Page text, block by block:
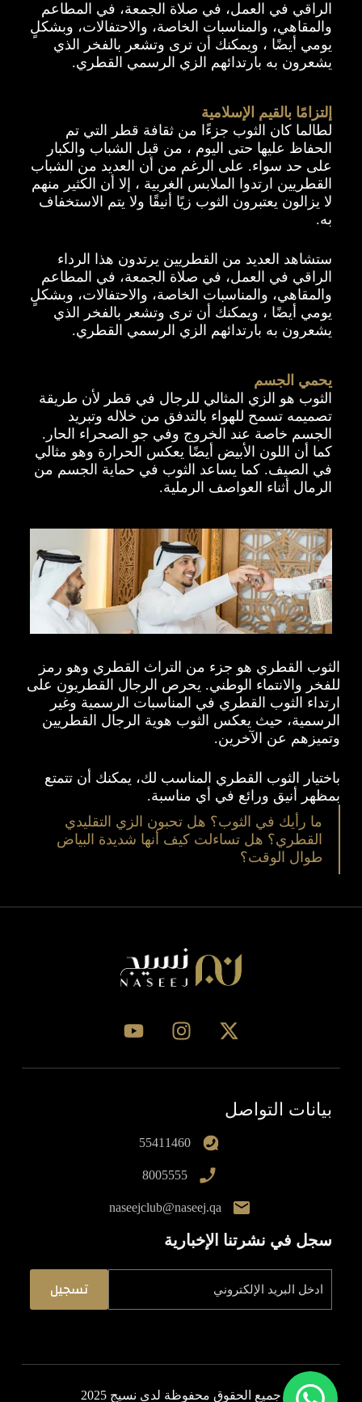
الراقي في العمل، في صلاة الجمعة، في المطاعم
والمقاهي، والمناسبات الخاصة، والاحتفالات، وبشكلٍ
يومي أيضًا ، ويمكنك أن ترى وتشعر بالفخر الذي
يشعرون به بارتدائهم الزي الرسمي القطري.
إلتزامًا بالقيم الإسلامية
لطالما كان الثوب جزءًا من ثقافة قطر التي تم
الحفاظ عليها حتى اليوم ، من قبل الشباب والكبار
على حد سواء. على الرغم من أن العديد من الشباب
القطريين ارتدوا الملابس الغربية ، إلا أن الكثير منهم
لا يزالون يعتبرون الثوب زيًا أنيقًا ولا يتم الاستخفاف
به.
ستشاهد العديد من القطريين يرتدون هذا الرداء
الراقي في العمل، في صلاة الجمعة، في المطاعم
والمقاهي، والمناسبات الخاصة، والاحتفالات، وبشكلٍ
يومي أيضًا ، ويمكنك أن ترى وتشعر بالفخر الذي
يشعرون به بارتدائهم الزي الرسمي القطري.
يحمي الجسم
الثوب هو الزي المثالي للرجال في قطر لأن طريقة
تصميمه تسمح للهواء بالتدفق من خلاله وتبريد
الجسم خاصة عند الخروج وفي جو الصحراء الحار.
كما أن اللون الأبيض أيضًا يعكس الحرارة وهو مثالي
في الصيف. كما يساعد الثوب في حماية الجسم من
الرمال أثناء العواصف الرملية.
الثوب القطري هو جزء من التراث القطري وهو رمز
للفخر والانتماء الوطني. يحرص الرجال القطريون على
ارتداء الثوب القطري في المناسبات الرسمية وغير
الرسمية، حيث يعكس الثوب هوية الرجال القطريين
وتميزهم عن الآخرين.
باختيار الثوب القطري المناسب لك، يمكنك أن تتمتع
بمظهر أنيق ورائع في أي مناسبة.
ما رأيك في الثوب؟ هل تحبون الزي التقليدي
القطري؟ هل تساءلت كيف أنها شديدة البياض
طوال الوقت؟
بيانات التواصل
55411460
8005555
naseejclub@naseej.qa
سجل في نشرتنا الإخبارية
جميع الحقوق محفوظة لدى نسيج 2025